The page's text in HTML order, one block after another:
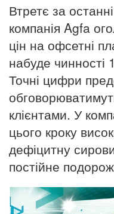
Втретє за
компанія Agfa
цін на офсетні
набуде чинності
Точні цифри
клієнтами. У
цього кроку
дефіцитну
постійне